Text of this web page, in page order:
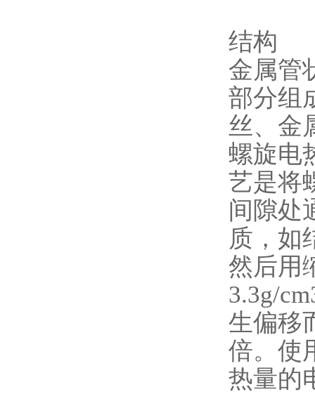
结构
金属管
部分组
丝、金
螺旋电
艺是将
间隙处
质，如
然后用
3.3g/
生偏移
倍。使
热量的